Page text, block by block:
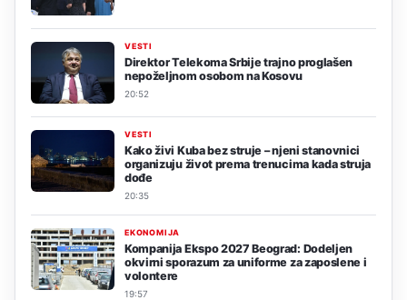
VESTI
Direktor Telekoma Srbije trajno proglašen
nepoželjnom osobom na Kosovu
20:52
VESTI
Kako živi Kuba bez struje – njeni stanovnici
organizuju život prema trenucima kada struja
dođe
20:35
EKONOMIJA
Kompanija Ekspo 2027 Beograd: Dodeljen
okvirni sporazum za uniforme za zaposlene i
volontere
19:57